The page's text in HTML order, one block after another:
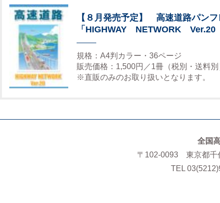
【８月発売予定】 高速道路パンフ
「HIGHWAY NETWORK Ver.20
規格：A4判カラー・36ページ
販売価格：1,500円／1冊（税別・送料別
※直販のみのお取り扱いとなります。
全国
〒102-0093 東京都千
TEL